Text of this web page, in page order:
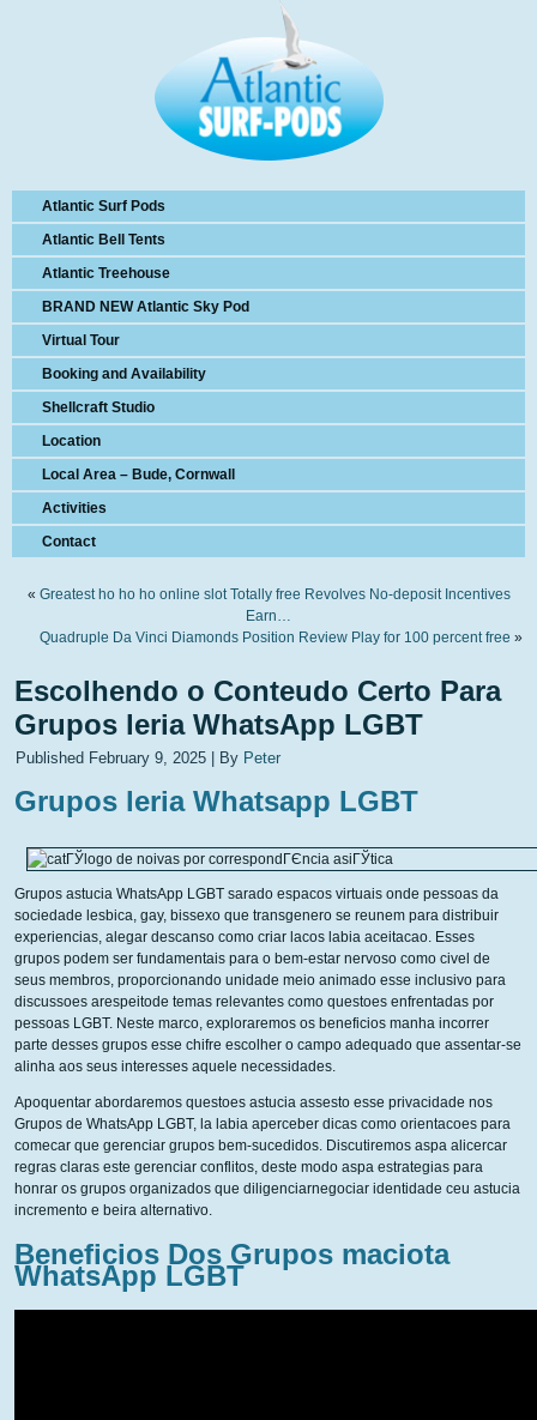
Atlantic Surf Pods
Atlantic Bell Tents
Atlantic Treehouse
BRAND NEW Atlantic Sky Pod
Virtual Tour
Booking and Availability
Shellcraft Studio
Location
Local Area – Bude, Cornwall
Activities
Contact
« Greatest ho ho ho online slot Totally free Revolves No-deposit Incentives
Earn…
Quadruple Da Vinci Diamonds Position Review Play for 100 percent free »
Escolhendo o Conteudo Certo Para
Grupos leria WhatsApp LGBT
Published February 9, 2025 By Peter
Grupos leria Whatsapp LGBT
Grupos astucia WhatsApp LGBT sarado espacos virtuais onde pessoas da
sociedade lesbica, gay, bissexo que transgenero se reunem para distribuir
experiencias, alegar descanso como criar lacos labia aceitacao. Esses
grupos podem ser fundamentais para o bem-estar nervoso como civel de
seus membros, proporcionando unidade meio animado esse inclusivo para
discussoes arespeitode temas relevantes como questoes enfrentadas por
pessoas LGBT. Neste marco, exploraremos os beneficios manha incorrer
parte desses grupos esse chifre escolher o campo adequado que assentar-se
alinha aos seus interesses aquele necessidades.
Apoquentar abordaremos questoes astucia assesto esse privacidade nos
Grupos de WhatsApp LGBT, la labia aperceber dicas como orientacoes para
comecar que gerenciar grupos bem-sucedidos. Discutiremos aspa alicercar
regras claras este gerenciar conflitos, deste modo aspa estrategias para
honrar os grupos organizados que diligenciarnegociar identidade ceu astucia
incremento e beira alternativo.
Beneficios Dos Grupos maciota
WhatsApp LGBT